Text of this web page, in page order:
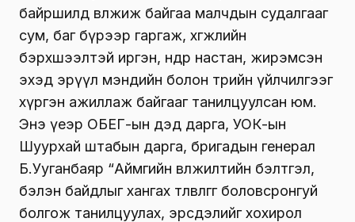
байршилд өвөлжиж байгаа малчдын судалгааг
сум, баг бүрээр гаргаж, хөгжлийн
бэрхшээлтэй иргэн, өндөр настан, жирэмсэн
эхэд эрүүл мэндийн болон төрийн үйлчилгээг
хүргэн ажиллаж байгааг танилцуулсан юм.
Энэ үеэр ОБЕГ-ын дэд дарга, УОК-ын
Шуурхай штабын дарга, бригадын генерал
Б.Ууганбаяр “Аймгийн өвөлжилтийн бэлтгэл,
бэлэн байдлыг хангах төлөвлөгөөг боловсронгуй
болгож танилцуулах, эрсдэлийг хохирол